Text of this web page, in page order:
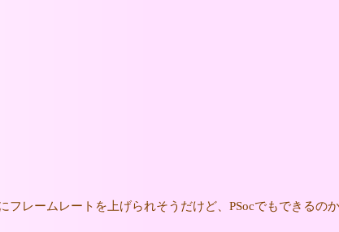
レームレートを上げられそうだけど、PSocでもできるの